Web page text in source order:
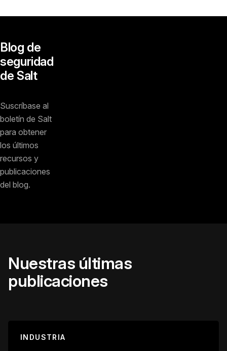
Blog de
seguridad
de Salt
Suscríbase al
boletín de Salt
para obtener
los últimos
recursos y
publicaciones
del blog.
Nuestras últimas
publicaciones
INDUSTRIA